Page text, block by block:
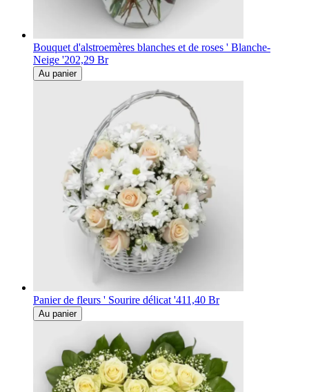
Bouquet d'alstroemères blanches et de roses ' Blanche-
Neige '202,29 Br
Au panier
Panier de fleurs ' Sourire délicat '411,40 Br
Au panier